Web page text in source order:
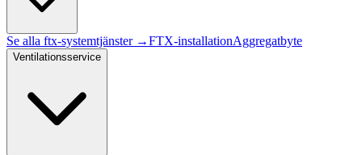
Se alla ftx-systemtjänster →FTX-installationAggregatbyte
Ventilationsservice